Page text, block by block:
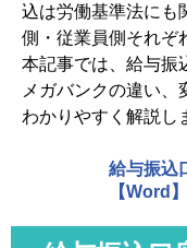
5-2. メリット｜
5-3. デメリット｜
5-4. デメリット｜
6. 給与振込口座の変
6-1. 給与振込は
6-2. 会社は金融
6-3. 振込手数料
込は労働基準法にも
側・従業員側それぞ
本記事では、給与振
メガバンクの違い
わかりやすく解説し
給与振込
【Word】